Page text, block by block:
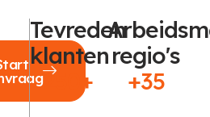
Tevreden
klanten
250+
regio's
+35